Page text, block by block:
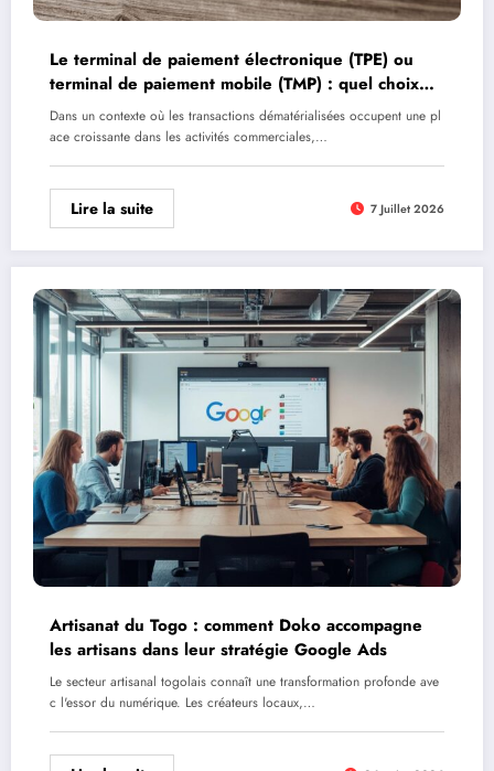
Le terminal de paiement électronique (TPE) ou
terminal de paiement mobile (TMP) : quel choix
pour optimiser vos encaissements ?
Dans un contexte où les transactions dématérialisées occupent une pl
ace croissante dans les activités commerciales,…
Lire la suite 7 Juillet 2026
Artisanat du Togo : comment Doko accompagne
les artisans dans leur stratégie Google Ads
Le secteur artisanal togolais connaît une transformation profonde ave
c l'essor du numérique. Les créateurs locaux,…